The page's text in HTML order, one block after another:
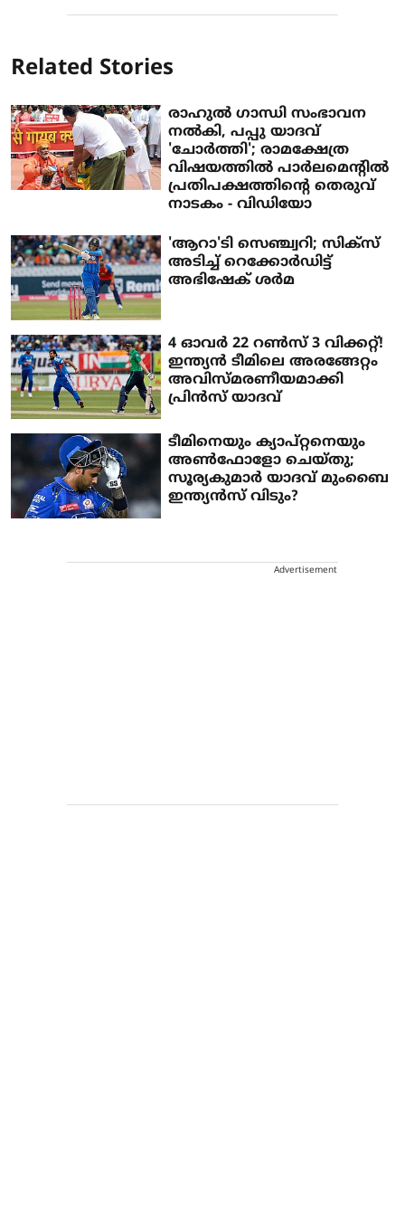
Related Stories
രാഹുൽ ഗാന്ധി സംഭാവന
നൽകി, പപ്പു യാദവ്
'ചോർത്തി'; രാമക്ഷേത്ര
വിഷയത്തിൽ പാർലമെന്റിൽ
പ്രതിപക്ഷത്തിന്റെ തെരുവ്
നാടകം - വിഡിയോ
'ആറാ'ടി സെഞ്ച്വറി; സിക്‌സ്
അടിച്ച് റെക്കോര്‍ഡിട്ട്
അഭിഷേക് ശര്‍മ
4 ഓവര്‍ 22 റണ്‍സ് 3 വിക്കറ്റ്!
ഇന്ത്യന്‍ ടീമിലെ അരങ്ങേറ്റം
അവിസ്മരണീയമാക്കി
പ്രിന്‍സ് യാദവ്
ടീമിനെയും ക്യാപ്റ്റനെയും
അണ്‍ഫോളോ ചെയ്തു;
സൂര്യകുമാര്‍ യാദവ് മുംബൈ
ഇന്ത്യന്‍സ് വിടും?
Advertisement